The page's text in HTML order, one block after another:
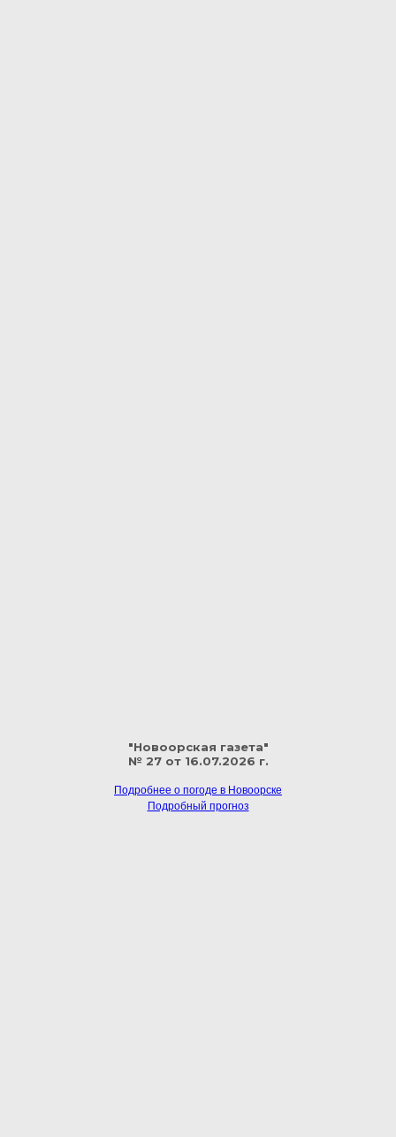
"Новоорская газета"
№ 27 от 16.07.2026 г.
Подробнее о погоде в Новоорске
Подробный прогноз